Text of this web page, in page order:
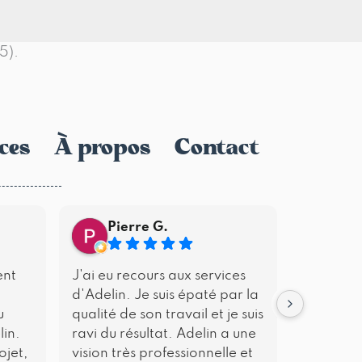
À propos Contact
Pierre G.
J'ai eu recours aux services
d'Adelin. Je suis épaté par la
qualité de son travail et je suis
ravi du résultat. Adelin a une
vision très professionnelle et